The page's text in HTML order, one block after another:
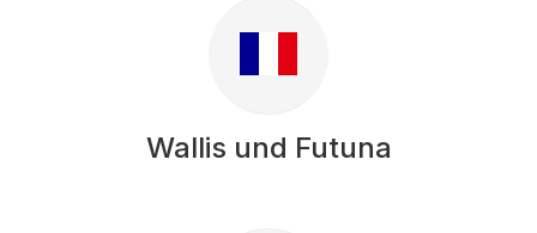
Wallis und Futuna